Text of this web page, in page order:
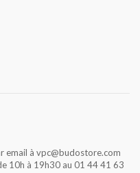
email à vpc@budostore.com
10h à 19h30 au 01 44 41 63